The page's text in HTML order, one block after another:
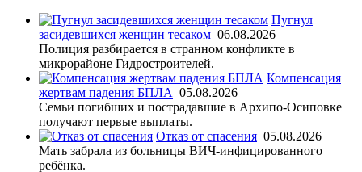
Пугнул
засидевшихся женщин тесаком 06.08.2026
Полиция разбирается в странном конфликте в
микрорайоне Гидростроителей.
Компенсация
жертвам падения БПЛА 05.08.2026
Семьи погибших и пострадавшие в Архипо-Осиповке
получают первые выплаты.
Отказ от спасения 05.08.2026
Мать забрала из больницы ВИЧ-инфицированного
ребёнка.